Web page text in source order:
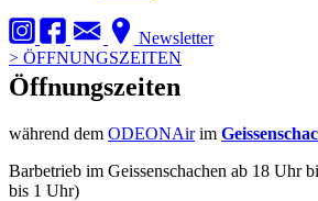
Newsletter
> ÖFFNUNGSZEITEN
Öffnungszeiten
während dem ODEONAirim
Barbetrieb im Geissenschachen ab 18 Uhr
bis 1 Uhr)